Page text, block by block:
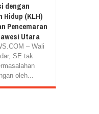
dengan
Hidup (KLH)
Pencemaran
Utara
– Wali
SE tak
oleh...